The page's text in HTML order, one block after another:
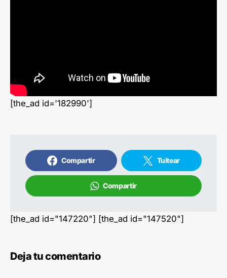
[the_ad id='182990']
Compartir Tuitear
Compartir
[the_ad id="147220"] [the_ad id="147520"]
Deja tu comentario